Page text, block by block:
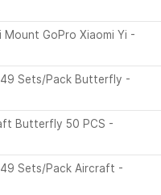
Mount GoPro Xiaomi Yi -
49 Sets/Pack Butterfly -
Butterfly 50 PCS -
49 Sets/Pack Aircraft -